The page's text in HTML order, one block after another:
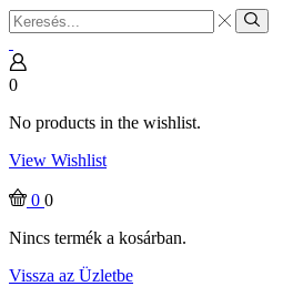
Search
input
Search
0
No products in the wishlist.
View Wishlist
0 0
Nincs termék a kosárban.
Vissza az Üzletbe